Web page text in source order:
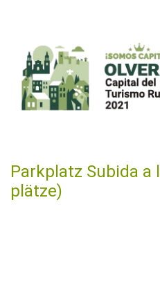
Parkplatz Subida a
plätze)